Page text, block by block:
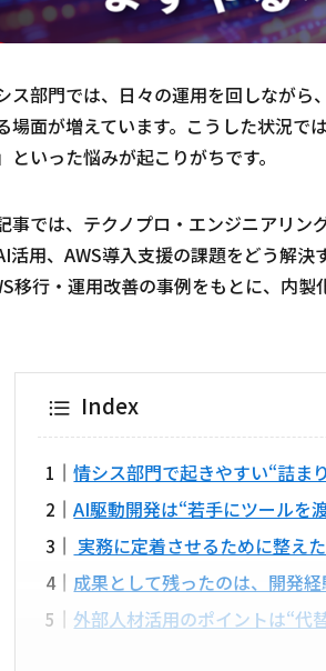
ス部門では、日々の運用を回しながら
場面が増えています。こうした状況で
といった悩みが起こりがちです。
事では、テクノプロ・エンジニアリ
活用、AWS導入支援の課題をどう解決
移行・運用改善の事例をもとに、内製
Index
情シス部門で起きやすい“詰ま
AI駆動開発は“若手にツールを
実務に定着させるために整え
成果として残ったのは、開発
外部人材活用のポイントは“代